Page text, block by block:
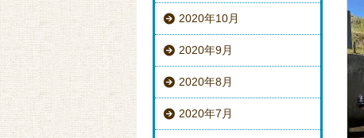
2020年10月
2020年9月
2020年8月
2020年7月